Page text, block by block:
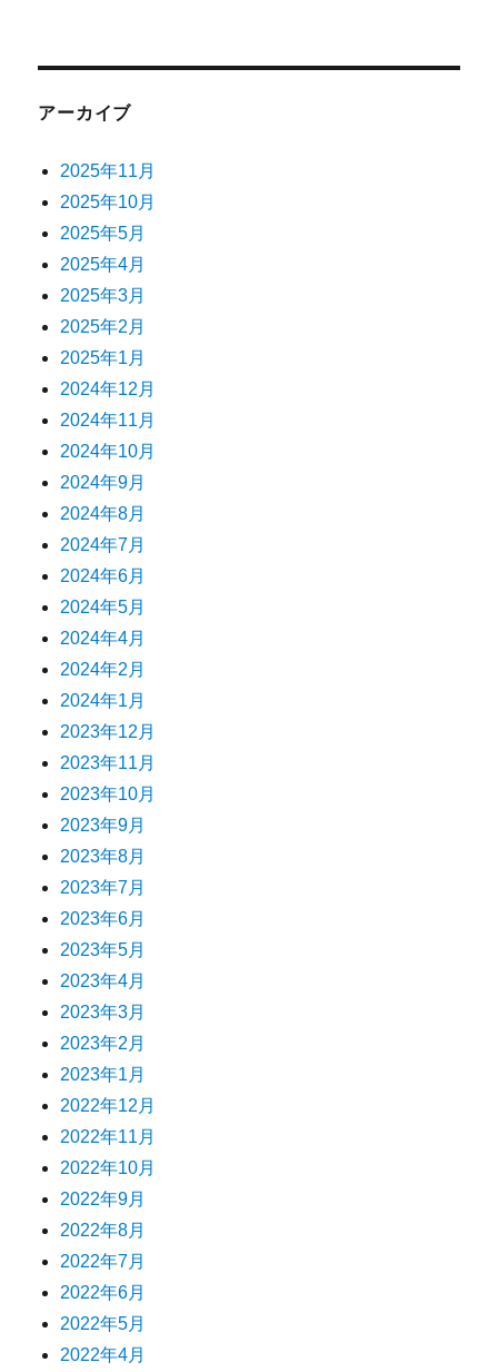
アーカイブ
2025年11月
2025年10月
2025年5月
2025年4月
2025年3月
2025年2月
2025年1月
2024年12月
2024年11月
2024年10月
2024年9月
2024年8月
2024年7月
2024年6月
2024年5月
2024年4月
2024年2月
2024年1月
2023年12月
2023年11月
2023年10月
2023年9月
2023年8月
2023年7月
2023年6月
2023年5月
2023年4月
2023年3月
2023年2月
2023年1月
2022年12月
2022年11月
2022年10月
2022年9月
2022年8月
2022年7月
2022年6月
2022年5月
2022年4月